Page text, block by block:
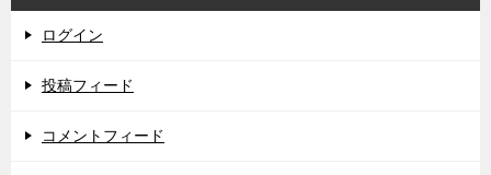
ログイン
投稿フィード
コメントフィード